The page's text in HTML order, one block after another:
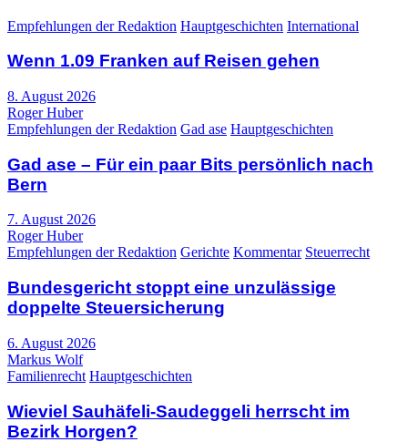
Empfehlungen der Redaktion Hauptgeschichten International
Wenn 1.09 Franken auf Reisen gehen
8. August 2026
Roger Huber
Empfehlungen der Redaktion Gad ase Hauptgeschichten
Gad ase – Für ein paar Bits persönlich nach
Bern
7. August 2026
Roger Huber
Empfehlungen der Redaktion Gerichte Kommentar Steuerrecht
Bundesgericht stoppt eine unzulässige
doppelte Steuersicherung
6. August 2026
Markus Wolf
Familienrecht Hauptgeschichten
Wieviel Sauhäfeli-Saudeggeli herrscht im
Bezirk Horgen?